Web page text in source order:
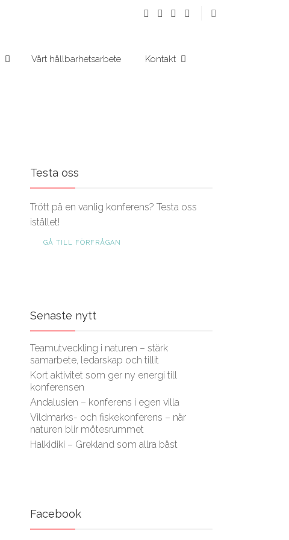
Vårt hållbarhetsarbete Kontakt
Testa oss
Trött på en vanlig konferens? Testa oss
istället!
GÅ TILL FÖRFRÅGAN
Senaste nytt
Teamutveckling i naturen – stärk
samarbete, ledarskap och tillit
Kort aktivitet som ger ny energi till
konferensen
Andalusien – konferens i egen villa
Vildmarks- och fiskekonferens – när
naturen blir mötesrummet
Halkidiki – Grekland som allra bäst
Facebook